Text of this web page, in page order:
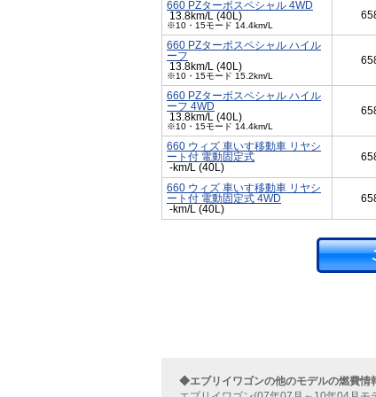
660 PZターボスペシャル 4WD
13.8km/L (40L)
※10・15モード 14.4km/L
660 PZターボスペシャル ハイル
ーフ
13.8km/L (40L)
※10・15モード 15.2km/L
660 PZターボスペシャル ハイル
ーフ 4WD
13.8km/L (40L)
※10・15モード 14.4km/L
660 ウィズ 車いす移動車 リヤシ
ート付 電動固定式
-km/L (40L)
660 ウィズ 車いす移動車 リヤシ
ート付 電動固定式 4WD
-km/L (40L)
◆エブリイワゴンの他のモデルの燃費情